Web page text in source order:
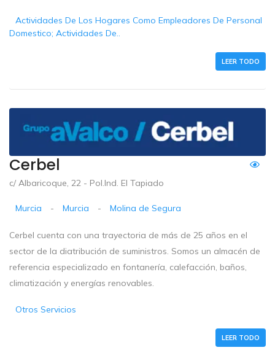
Actividades De Los Hogares Como Empleadores De Personal
Domestico; Actividades De..
LEER TODO
Cerbel
c/ Albaricoque, 22 - Pol.Ind. El Tapiado
Murcia - Murcia - Molina de Segura
Cerbel cuenta con una trayectoria de más de 25 años en el
sector de la diatribución de suministros. Somos un almacén de
referencia especializado en fontanería, calefacción, baños,
climatización y energías renovables.
Otros Servicios
LEER TODO